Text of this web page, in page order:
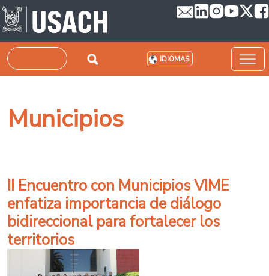
Pasar al contenido principal
Buscar IDIOMAS
Municipios
II Encuentro con Municipios VIME
enfatiza importancia de diálogo
bidireccional para fortalecer los
territorios